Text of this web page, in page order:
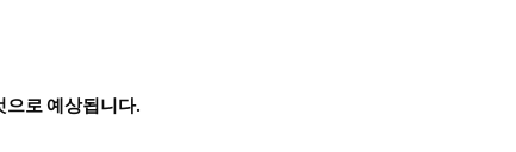
으로 예상됩니다.